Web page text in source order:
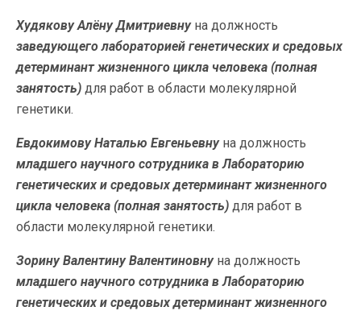
Худякову Алёну Дмитриевну на должность
заведующего лабораторией генетических и средовых
детерминант жизненного цикла человека (полная
занятость) для работ в области молекулярной
генетики.
Евдокимову Наталью Евгеньевну на должность
младшего научного сотрудника в Лабораторию
генетических и средовых детерминант жизненного
цикла человека (полная занятость) для работ в
области молекулярной генетики.
Зорину Валентину Валентиновну на должность
младшего научного сотрудника в Лабораторию
генетических и средовых детерминант жизненного